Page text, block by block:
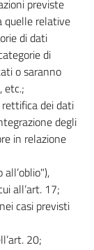
previste
quelle relative
di dati
di
o saranno
etc.;
dei dati
degli
in relazione
all’art. 17;
casi previsti
20;